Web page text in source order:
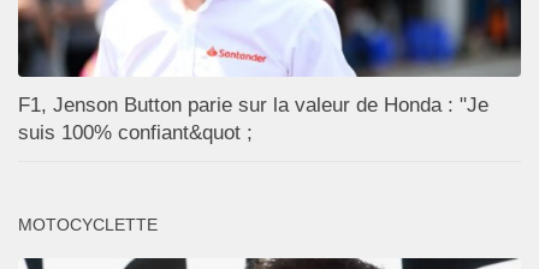
F1, Jenson Button parie sur la valeur de Honda : "Je
suis 100% confiant&quot ;
MOTOCYCLETTE